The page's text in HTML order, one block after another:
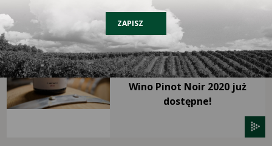
23.03.2023
Wino Pinot Noir 2020 już
dostępne!
ZAPISZ